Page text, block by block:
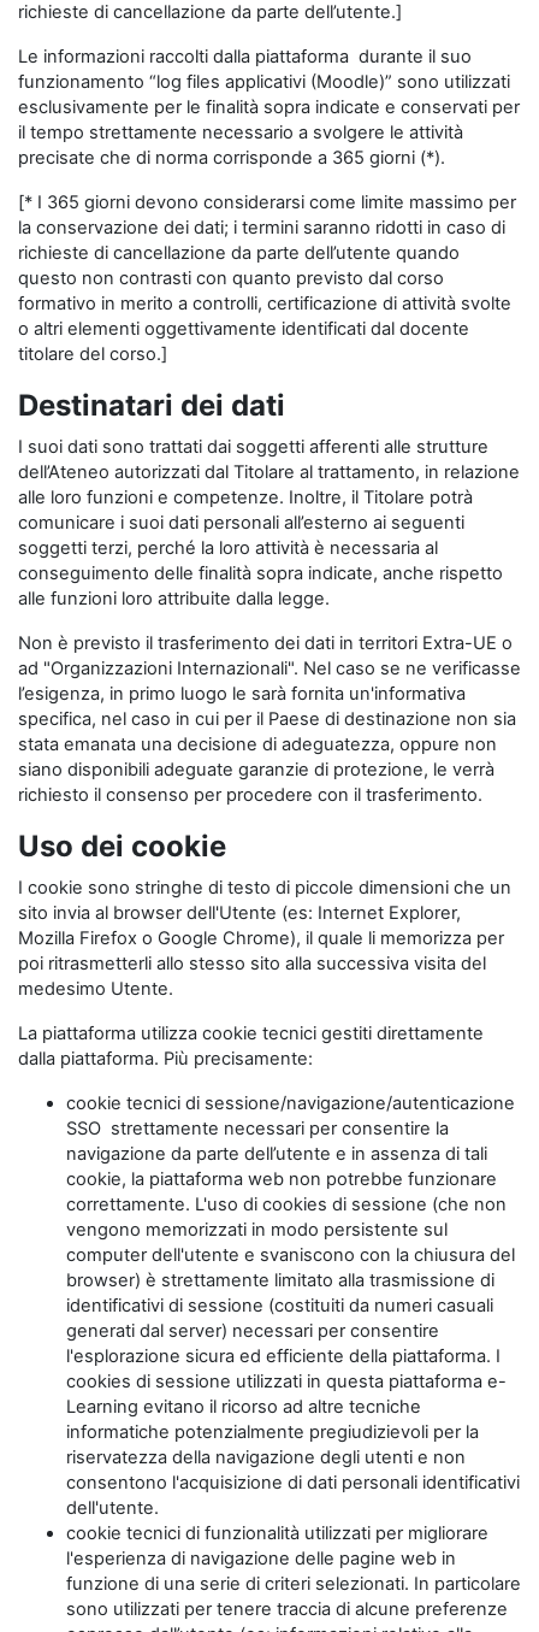
richieste di cancellazione da parte dell’utente.]
Le informazioni raccolti dalla piattaforma durante il suo
funzionamento “log files applicativi (Moodle)” sono utilizzati
esclusivamente per le finalità sopra indicate e conservati per
il tempo strettamente necessario a svolgere le attività
precisate che di norma corrisponde a 365 giorni (*).
[* I 365 giorni devono considerarsi come limite massimo per
la conservazione dei dati; i termini saranno ridotti in caso di
richieste di cancellazione da parte dell’utente quando
questo non contrasti con quanto previsto dal corso
formativo in merito a controlli, certificazione di attività svolte
o altri elementi oggettivamente identificati dal docente
titolare del corso.]
Destinatari dei dati
I suoi dati sono trattati dai soggetti afferenti alle strutture
dell’Ateneo autorizzati dal Titolare al trattamento, in relazione
alle loro funzioni e competenze. Inoltre, il Titolare potrà
comunicare i suoi dati personali all’esterno ai seguenti
soggetti terzi, perché la loro attività è necessaria al
conseguimento delle finalità sopra indicate, anche rispetto
alle funzioni loro attribuite dalla legge.
Non è previsto il trasferimento dei dati in territori Extra-UE o
ad "Organizzazioni Internazionali". Nel caso se ne verificasse
l’esigenza, in primo luogo le sarà fornita un'informativa
specifica, nel caso in cui per il Paese di destinazione non sia
stata emanata una decisione di adeguatezza, oppure non
siano disponibili adeguate garanzie di protezione, le verrà
richiesto il consenso per procedere con il trasferimento.
Uso dei cookie
I cookie sono stringhe di testo di piccole dimensioni che un
sito invia al browser dell'Utente (es: Internet Explorer,
Mozilla Firefox o Google Chrome), il quale li memorizza per
poi ritrasmetterli allo stesso sito alla successiva visita del
medesimo Utente.
La piattaforma utilizza cookie tecnici gestiti direttamente
dalla piattaforma. Più precisamente:
cookie tecnici di sessione/navigazione/autenticazione
SSO strettamente necessari per consentire la
navigazione da parte dell’utente e in assenza di tali
cookie, la piattaforma web non potrebbe funzionare
correttamente. L'uso di cookies di sessione (che non
vengono memorizzati in modo persistente sul
computer dell'utente e svaniscono con la chiusura del
browser) è strettamente limitato alla trasmissione di
identificativi di sessione (costituiti da numeri casuali
generati dal server) necessari per consentire
l'esplorazione sicura ed efficiente della piattaforma. I
cookies di sessione utilizzati in questa piattaforma e-
Learning evitano il ricorso ad altre tecniche
informatiche potenzialmente pregiudizievoli per la
riservatezza della navigazione degli utenti e non
consentono l'acquisizione di dati personali identificativi
dell'utente.
cookie tecnici di funzionalità utilizzati per migliorare
l'esperienza di navigazione delle pagine web in
funzione di una serie di criteri selezionati. In particolare
sono utilizzati per tenere traccia di alcune preferenze